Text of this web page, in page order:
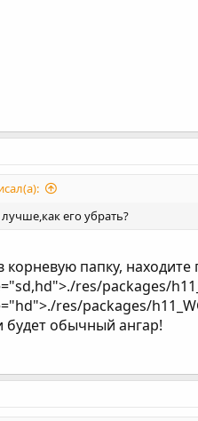
его убрать?
корневую папку,
res/packages/
res/packages/
будет обычный ангар!